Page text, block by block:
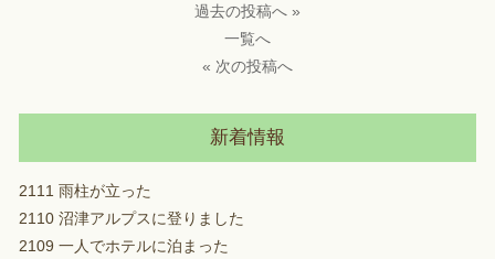
過去の投稿へ »
一覧へ
« 次の投稿へ
新着情報
2111 雨柱が立った
2110 沼津アルプスに登りました
2109 一人でホテルに泊まった